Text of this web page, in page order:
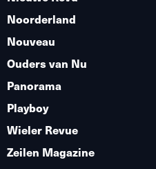
Noorderland
Nouveau
Ouders van Nu
Panorama
Playboy
Wieler Revue
Zeilen Magazine